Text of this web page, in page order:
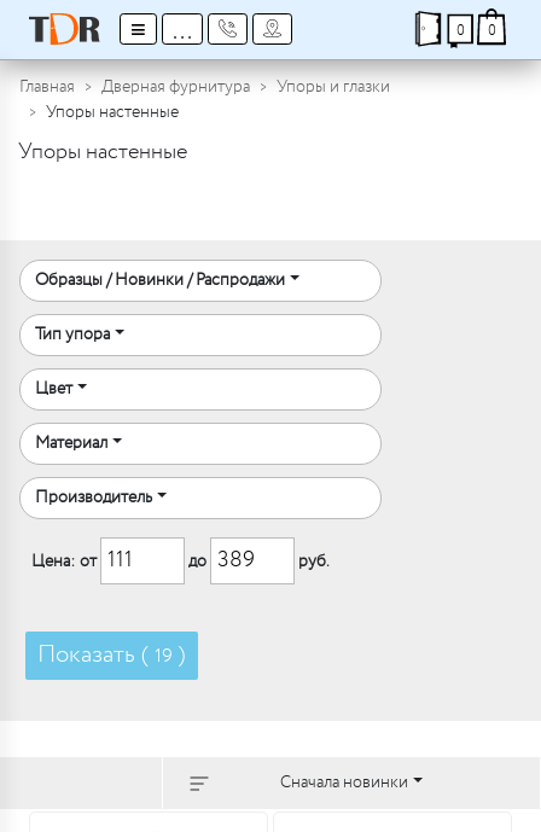
≡ ... 0 0
Главная Дверная фурнитура
Упоры и глазки
Упоры настенные
Упоры настенные
Образцы / Новинки / Распродажи
Тип упора
Цвет
Материал
Производитель
Цена: от до руб.
Показать ( 19 )
Сначала новинки